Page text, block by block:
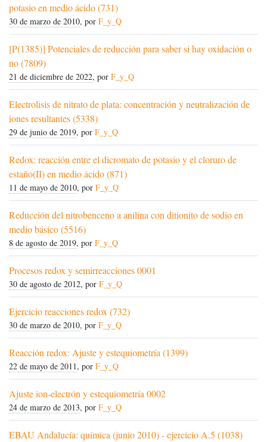
potasio en medio ácido (731)
30 de marzo de 2010, por F_y_Q
[P(1385)] Potenciales de reducción para saber si hay oxidación o
no (7809)
21 de diciembre de 2022, por F_y_Q
Electrolisis de nitrato de plata: concentración y neutralización de
iones resultantes (5338)
29 de junio de 2019, por F_y_Q
Redox: reacción entre el dicromato de potasio y el cloruro de
estaño(II) en medio ácido (871)
11 de mayo de 2010, por F_y_Q
Reducción del nitrobenceno a anilina con ditionito de sodio en
medio básico (5516)
8 de agosto de 2019, por F_y_Q
Procesos redox y semirreacciones 0001
30 de agosto de 2012, por F_y_Q
Ejercicio reacciones redox (732)
30 de marzo de 2010, por F_y_Q
Reacción redox: Ajuste y estequiometría (1399)
22 de mayo de 2011, por F_y_Q
Ajuste ion-electrón y estequiometría 0002
24 de marzo de 2013, por F_y_Q
EBAU Andalucía: química (junio 2010) - ejercicio A.5 (1038)